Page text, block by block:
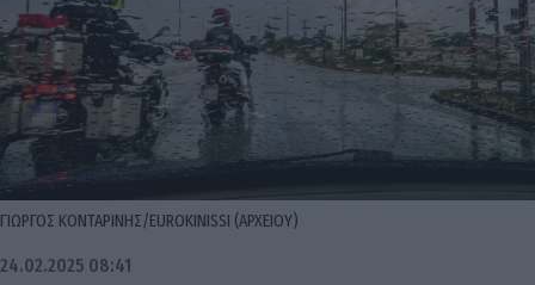
ΓΙΩΡΓΟΣ ΚΟΝΤΑΡΙΝΗΣ/EUROKINISSI (ΑΡΧΕΙΟΥ)
24.02.2025 08:41